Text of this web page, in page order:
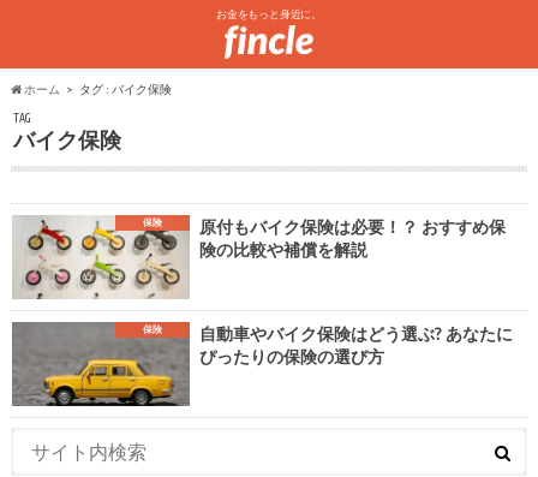
お金をもっと身近に。
ホーム タグ : バイク保険
TAG
バイク保険
保険
原付もバイク保険は必要！？ おすすめ保
険の比較や補償を解説
保険
自動車やバイク保険はどう選ぶ? あなたに
ぴったりの保険の選び方